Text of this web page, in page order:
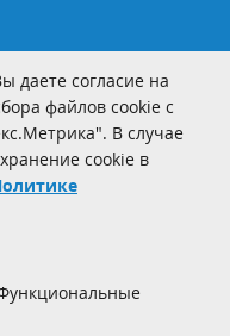
даете согласие на
файлов cookie с
В случае
cookie в